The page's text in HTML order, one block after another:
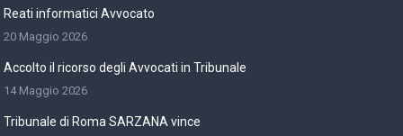
Reati informatici Avvocato
20 Maggio 2026
Accolto il ricorso degli Avvocati in Tribunale
14 Maggio 2026
Tribunale di Roma SARZANA vince